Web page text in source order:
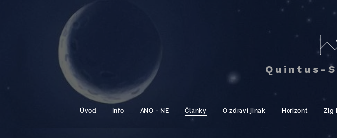
Quintus-
Úvod Info ANO - NE Články O zdraví jinak Horizont Zig